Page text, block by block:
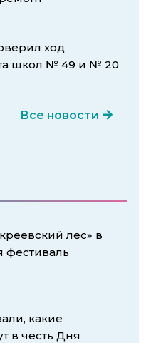
ход
школ № 49 и № 20
Все новости
лес» в
фестиваль
какие
в честь Дня